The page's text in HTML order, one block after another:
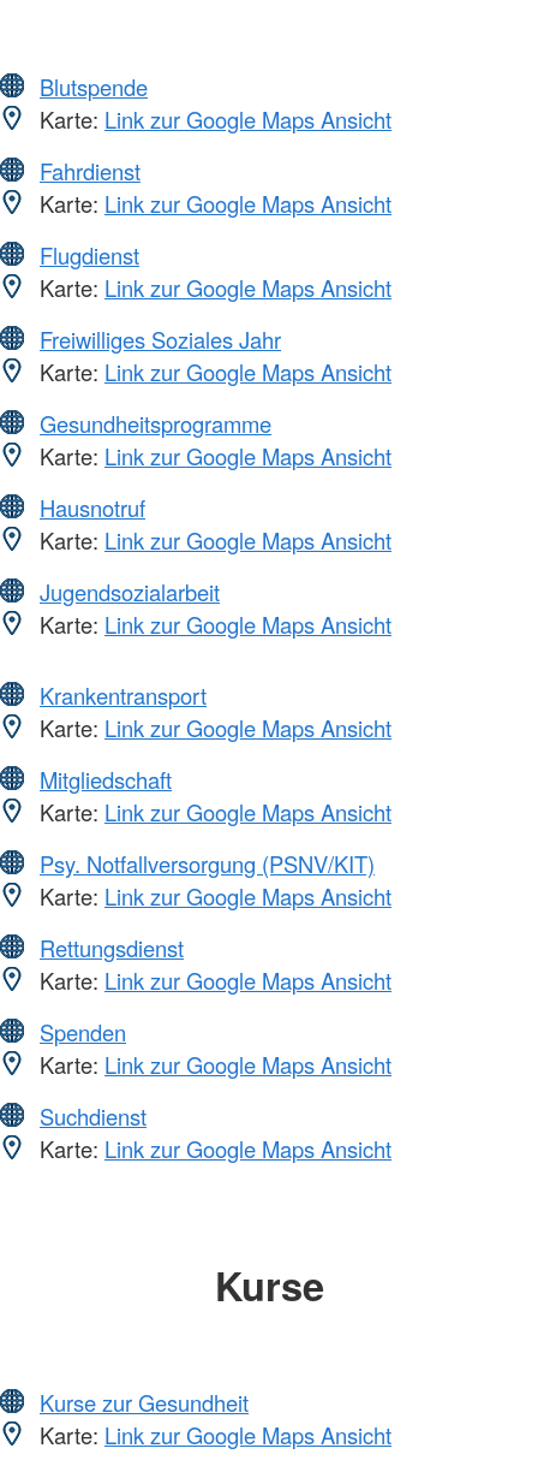
Blutspende
Karte: Link zur Google Maps Ansicht
Fahrdienst
Karte: Link zur Google Maps Ansicht
Flugdienst
Karte: Link zur Google Maps Ansicht
Freiwilliges Soziales Jahr
Karte: Link zur Google Maps Ansicht
Gesundheitsprogramme
Karte: Link zur Google Maps Ansicht
Hausnotruf
Karte: Link zur Google Maps Ansicht
Jugendsozialarbeit
Karte: Link zur Google Maps Ansicht
Krankentransport
Karte: Link zur Google Maps Ansicht
Mitgliedschaft
Karte: Link zur Google Maps Ansicht
Psy. Notfallversorgung (PSNV/KIT)
Karte: Link zur Google Maps Ansicht
Rettungsdienst
Karte: Link zur Google Maps Ansicht
Spenden
Karte: Link zur Google Maps Ansicht
Suchdienst
Karte: Link zur Google Maps Ansicht
Kurse
Kurse zur Gesundheit
Karte: Link zur Google Maps Ansicht